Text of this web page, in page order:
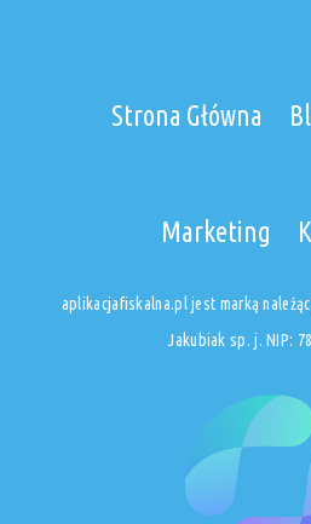
Strona Główna
Marketing
aplikacjafiskalna.pl jest marką
Jakubiak sp. j. NIP: